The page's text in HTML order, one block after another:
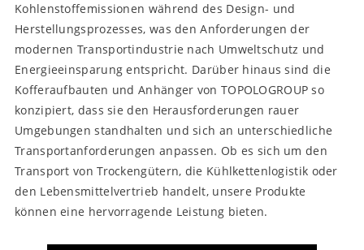
Kohlenstoffemissionen während des Design- und
Herstellungsprozesses, was den Anforderungen der
modernen Transportindustrie nach Umweltschutz und
Energieeinsparung entspricht. Darüber hinaus sind die
Kofferaufbauten und Anhänger von TOPOLOGROUP so
konzipiert, dass sie den Herausforderungen rauer
Umgebungen standhalten und sich an unterschiedliche
Transportanforderungen anpassen. Ob es sich um den
Transport von Trockengütern, die Kühlkettenlogistik oder
den Lebensmittelvertrieb handelt, unsere Produkte
können eine hervorragende Leistung bieten.